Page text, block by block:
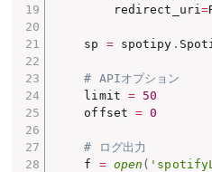
        redirect_uri
=
    sp
= spotipy .
# APIオプション
    limit
= 50
    offset
= 0
# ログ出力
    f
= open (